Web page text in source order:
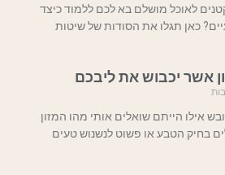
לאוכל מושלם בא לכם ללמוד כיצד
כאן תגלו את הסודות של שיטות
אשר יכבוש את ליבכם
אילו הייתם שואלים אותי מהו המזון
בחיק הטבע או פשוט לנשנוש טעים